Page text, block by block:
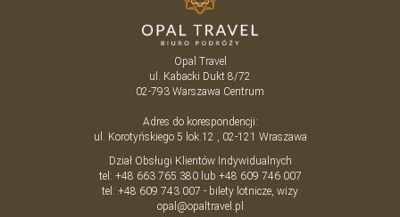
Opal Travel
ul. Kabacki Dukt 8/72
02-793 Warszawa Centrum
Adres do korespondencji:
ul. Korotyńskiego 5 lok.12 , 02-121 Wraszawa
Dział Obsługi Klientów Indywidualnych
tel: +48 663 765 380lub +48 609 746 007
tel: +48 609 743 007 - bilety lotnicze, wizy
opal@opaltravel.pl